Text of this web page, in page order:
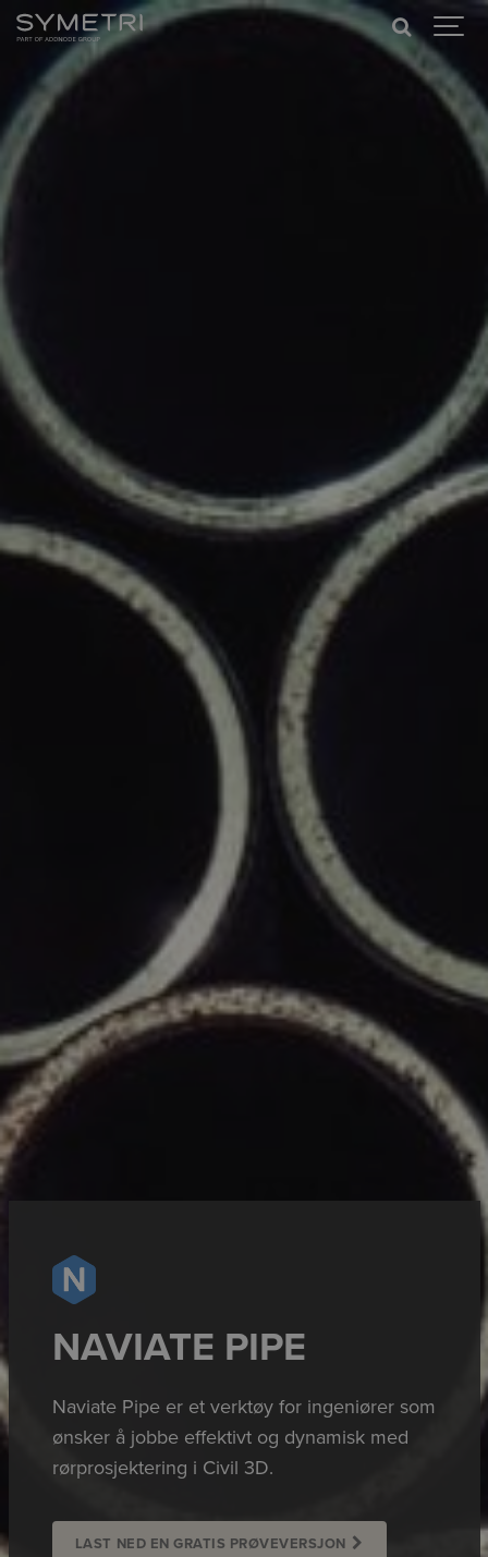
NAVIATE PIPE
Naviate Pipe er et verktøy for ingeniører som
ønsker å jobbe effektivt og dynamisk med
rørprosjektering i Civil 3D.
LAST NED EN GRATIS PRØVEVERSJON